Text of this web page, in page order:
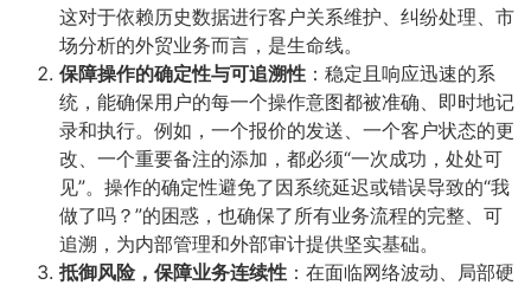
这对于依赖历史数据进行客户关系维护、纠纷处理、市
场分析的外贸业务而言，是生命线。
保障操作的确定性与可追溯性 ​：稳定且响应迅速的系
统，能确保用户的每一个操作意图都被准确、即时地记
录和执行。例如，一个报价的发送、一个客户状态的更
改、一个重要备注的添加，都必须“一次成功，处处可
见”。操作的确定性避免了因系统延迟或错误导致的“我
做了吗？”的困惑，也确保了所有业务流程的完整、可
追溯，为内部管理和外部审计提供坚实基础。
抵御风险，保障业务连续性 ​：在面临网络波动、局部硬